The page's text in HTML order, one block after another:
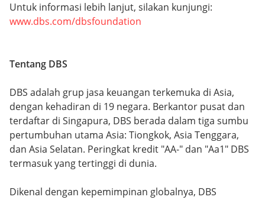
Untuk informasi lebih lanjut, silakan kunjungi:
www.dbs.com/dbsfoundation
Tentang DBS
DBS adalah grup jasa keuangan terkemuka di Asia,
dengan kehadiran di 19 negara. Berkantor pusat dan
terdaftar di Singapura, DBS berada dalam tiga sumbu
pertumbuhan utama Asia: Tiongkok, Asia Tenggara,
dan Asia Selatan. Peringkat kredit "AA-" dan "Aa1" DBS
termasuk yang tertinggi di dunia.
Dikenal dengan kepemimpinan globalnya, DBS